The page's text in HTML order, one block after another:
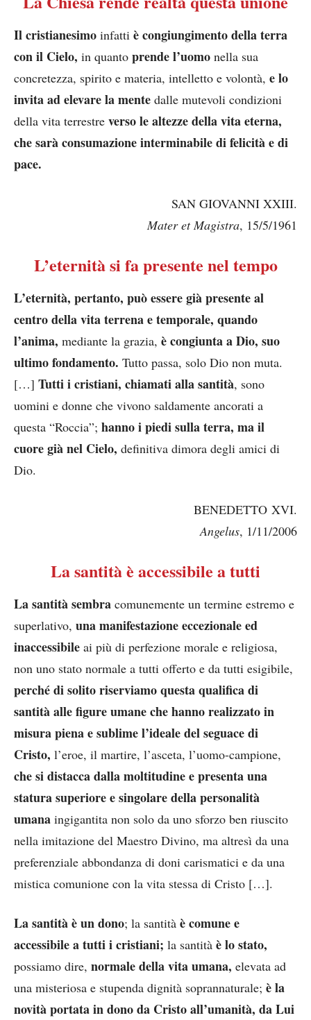
Il cristianesimo infatti è congiungimento della terra
con il Cielo, in quanto prende l’uomo nella sua
concretezza, spirito e materia, intelletto e volontà, e lo
invita ad elevare la mente dalle mutevoli condizioni
della vita terrestre verso le altezze della vita eterna,
che sarà consumazione interminabile di felicità e di
pace.
SAN GIOVANNI XXIII.
Mater et Magistra, 15/5/1961
L’eternità si fa presente nel tempo
L’eternità, pertanto, può essere già presente al
centro della vita terrena e temporale, quando
l’anima, mediante la grazia, è congiunta a Dio, suo
ultimo fondamento. Tutto passa, solo Dio non muta.
[…] Tutti i cristiani, chiamati alla santità, sono
uomini e donne che vivono saldamente ancorati a
questa “Roccia”; hanno i piedi sulla terra, ma il
cuore già nel Cielo, definitiva dimora degli amici di
Dio.
BENEDETTO XVI.
Angelus, 1/11/2006
La santità è accessibile a tutti
La santità sembra comunemente un termine estremo e
superlativo, una manifestazione eccezionale ed
inaccessibile ai più di perfezione morale e religiosa,
non uno stato normale a tutti offerto e da tutti esigibile,
perché di solito riserviamo questa qualifica di
santità alle figure umane che hanno realizzato in
misura piena e sublime l’ideale del seguace di
Cristo, l’eroe, il martire, l’asceta, l’uomo-campione,
che si distacca dalla moltitudine e presenta una
statura superiore e singolare della personalità
umana ingigantita non solo da uno sforzo ben riuscito
nella imitazione del Maestro Divino, ma altresì da una
preferenziale abbondanza di doni carismatici e da una
mistica comunione con la vita stessa di Cristo […].
La santità è un dono; la santità è comune e
accessibile a tutti i cristiani; la santità è lo stato,
possiamo dire, normale della vita umana, elevata ad
una misteriosa e stupenda dignità soprannaturale; è la
novità portata in dono da Cristo all’umanità, da Lui